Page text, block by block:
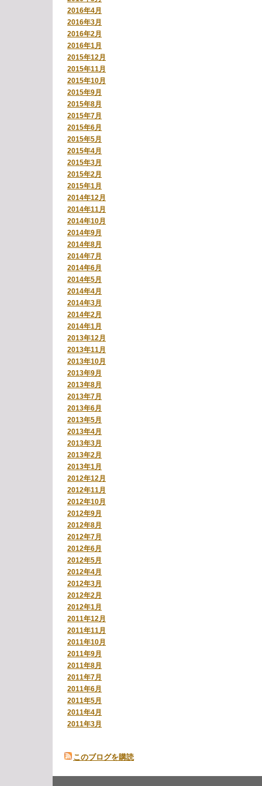
2016年4月
2016年3月
2016年2月
2016年1月
2015年12月
2015年11月
2015年10月
2015年9月
2015年8月
2015年7月
2015年6月
2015年5月
2015年4月
2015年3月
2015年2月
2015年1月
2014年12月
2014年11月
2014年10月
2014年9月
2014年8月
2014年7月
2014年6月
2014年5月
2014年4月
2014年3月
2014年2月
2014年1月
2013年12月
2013年11月
2013年10月
2013年9月
2013年8月
2013年7月
2013年6月
2013年5月
2013年4月
2013年3月
2013年2月
2013年1月
2012年12月
2012年11月
2012年10月
2012年9月
2012年8月
2012年7月
2012年6月
2012年5月
2012年4月
2012年3月
2012年2月
2012年1月
2011年12月
2011年11月
2011年10月
2011年9月
2011年8月
2011年7月
2011年6月
2011年5月
2011年4月
2011年3月
このブログを購読